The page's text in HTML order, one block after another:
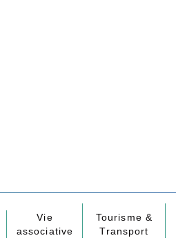
Vie
associative
Tourisme &
Transport